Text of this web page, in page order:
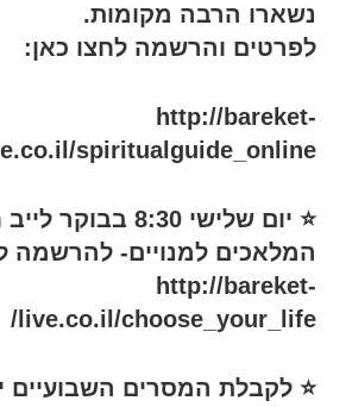
נשארו הרבה מקומות.
לפרטים והרשמה לחצו כאן:
http://bareket-
spiritualguide_online/
⭐️ יום שלישי 8:30
המלאכים למנויים- להרשמה
http://bareket-
live.co.il/choose_your_life/
⭐ לקבלת המסרים השבועיים